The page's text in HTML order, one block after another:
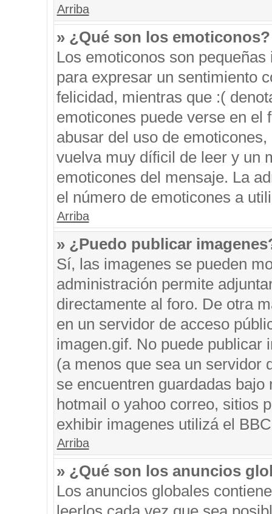
Arriba
» ¿Qué son los emoticonos?
Los emoticonos son
para expresar un sentimiento
felicidad, mientras que :(
emoticones puede verse en el
abusar del uso de
vuelva muy díficil de leer y un
emoticones del mensaje. La
el número de emoticones a
Arriba
» ¿Puedo publicar
Sí, las imagenes se pueden
administración permite
directamente al foro. De otra
en un servidor de acceso
imagen.gif. No puede publicar
(a menos que sea un servidor
se encuentren guardadas
hotmail o yahoo correo, sitios
exhibir imagenes utilizá el
Arriba
» ¿Qué son los anuncios
Los anuncios globales